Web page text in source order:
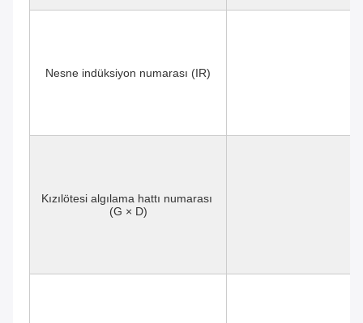
Nesne indüksiyon numarası (IR)
Kızılötesi algılama hattı numarası
(G × D)